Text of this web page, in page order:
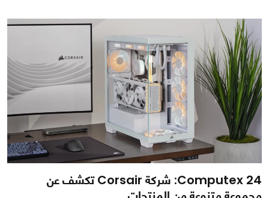
3050
0
Computex 24: شركة Corsair تكشف عن